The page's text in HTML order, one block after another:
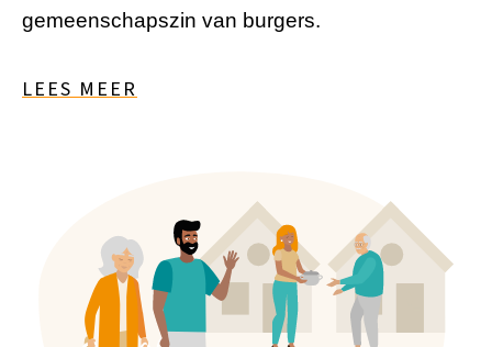
gemeenschapszin van burgers.
LEES MEER